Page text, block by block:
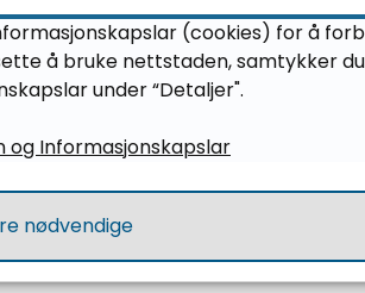
på karakteren
vil det kome
Når du trykker
klage på
NB!
avgjersle er
(cookies) for å
å bruke nettstaden, samtykker
under “Detaljer".
og Informasjonskapslar
nødvendige